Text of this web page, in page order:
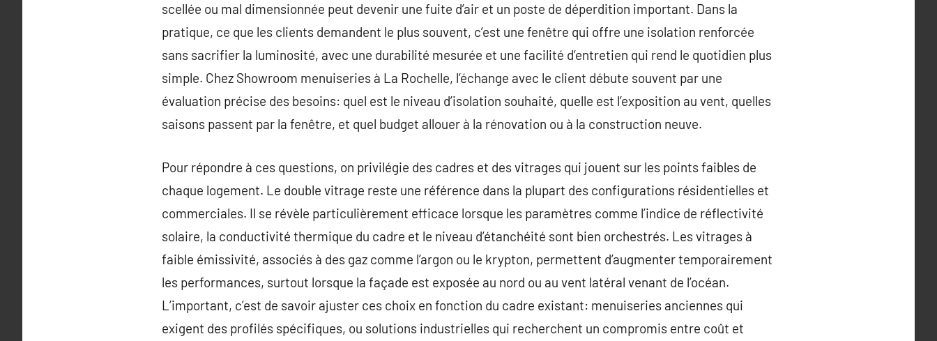
scellée ou mal dimensionnée peut devenir une fuite d’air et un poste de déperdition important. Dans la
pratique, ce que les clients demandent le plus souvent, c’est une fenêtre qui offre une isolation renforcée
sans sacrifier la luminosité, avec une durabilité mesurée et une facilité d’entretien qui rend le quotidien plus
simple. Chez Showroom menuiseries à La Rochelle, l’échange avec le client débute souvent par une
évaluation précise des besoins: quel est le niveau d’isolation souhaité, quelle est l’exposition au vent, quelles
saisons passent par la fenêtre, et quel budget allouer à la rénovation ou à la construction neuve.
Pour répondre à ces questions, on privilégie des cadres et des vitrages qui jouent sur les points faibles de
chaque logement. Le double vitrage reste une référence dans la plupart des configurations résidentielles et
commerciales. Il se révèle particulièrement efficace lorsque les paramètres comme l’indice de réflectivité
solaire, la conductivité thermique du cadre et le niveau d’étanchéité sont bien orchestrés. Les vitrages à
faible émissivité, associés à des gaz comme l’argon ou le krypton, permettent d’augmenter temporairement
les performances, surtout lorsque la façade est exposée au nord ou au vent latéral venant de l’océan.
L’important, c’est de savoir ajuster ces choix en fonction du cadre existant: menuiseries anciennes qui
exigent des profilés spécifiques, ou solutions industrielles qui recherchent un compromis entre coût et